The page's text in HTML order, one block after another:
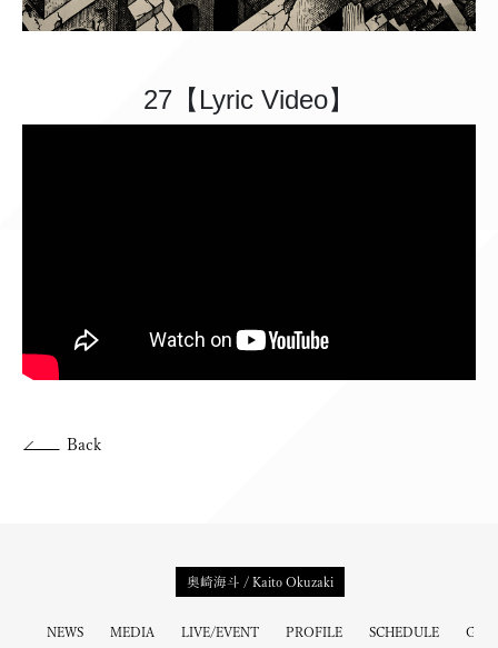
27【Lyric Video】
Back
奥崎海斗 / Kaito Okuzaki
NEWS MEDIA LIVE/EVENT PROFILE SCHEDULE